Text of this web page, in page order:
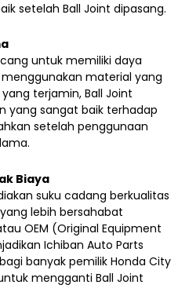
setelah Ball Joint dipasang.
untuk memiliki daya
material yang
terjamin, Ball Joint
yang sangat baik terhadap
setelah penggunaan
Biaya
suku cadang berkualitas
lebih bersahabat
OEM (Original Equipment
Ichiban Auto Parts
banyak pemilik Honda City
mengganti Ball Joint